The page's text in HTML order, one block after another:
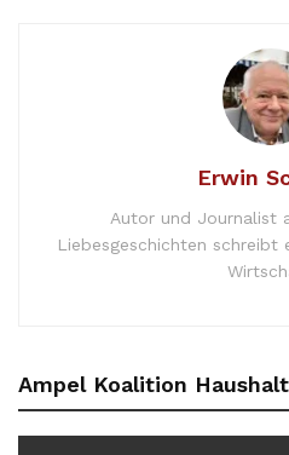
Erwin
Autor und Journalist
Liebesgeschichten schreibt
Ampel Koalition